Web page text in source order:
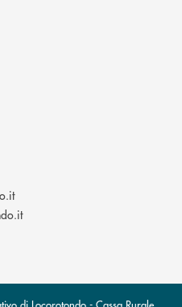
(si apre l’app di posta
(si apre l’app di posta
di Locorotondo - Cassa Rurale